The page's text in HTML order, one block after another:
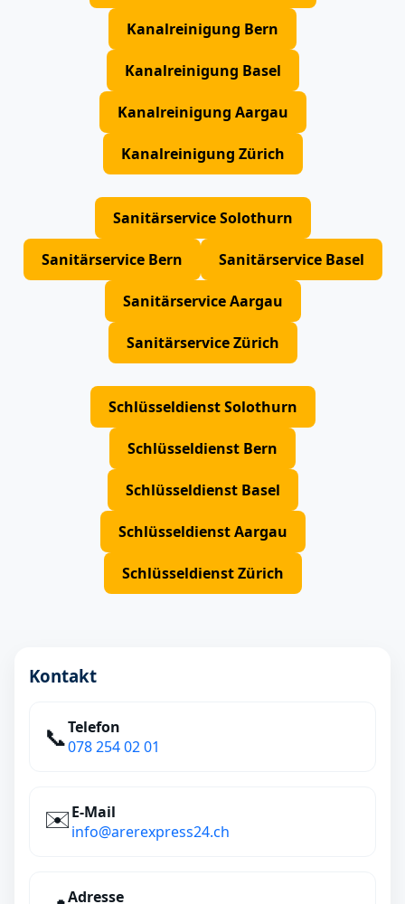
Kanalreinigung Bern
Kanalreinigung Basel
Kanalreinigung Aargau
Kanalreinigung Zürich
Sanitärservice Solothurn
Sanitärservice Bern Sanitärservice Basel
Sanitärservice Aargau
Sanitärservice Zürich
Schlüsseldienst Solothurn
Schlüsseldienst Bern
Schlüsseldienst Basel
Schlüsseldienst Aargau
Schlüsseldienst Zürich
Kontakt
📞Telefon
078 254 02 01
✉️E‑Mail
info@arerexpress24.ch
Adresse